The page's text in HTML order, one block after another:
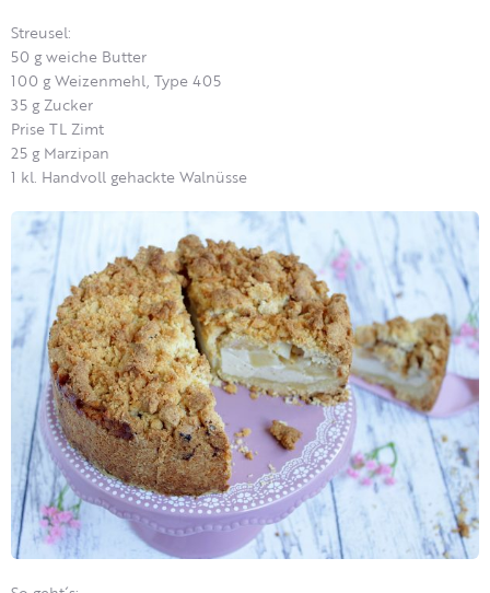
Streusel:
50 g weiche Butter
100 g Weizenmehl, Type 405
35 g Zucker
Prise TL Zimt
25 g Marzipan
1 kl. Handvoll gehackte Walnüsse